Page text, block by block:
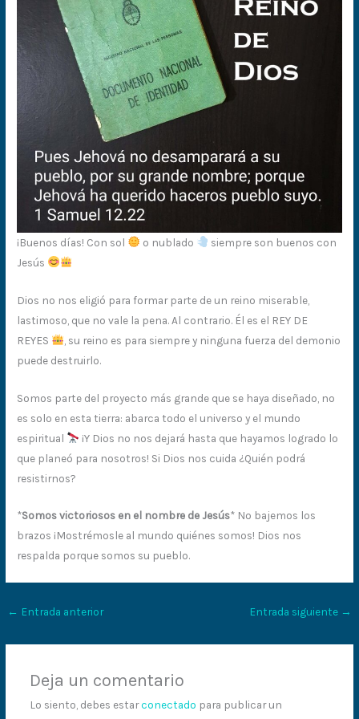
¡Buenos días! Con sol o nublado
siempre son buenos con
Jesús
Dios no nos eligió para formar parte de un reino miserable,
lastimoso, que no vale la pena. Al contrario. Él es el REY DE
REYES
, su reino es para siempre y ninguna fuerza del demonio
puede destruirlo.
Somos parte del proyecto más grande que se haya diseñado, no
es solo en esta tierra: abarca todo el universo y el mundo
espiritual
¡Y Dios no nos dejará hasta que hayamos logrado lo
que planeó para nosotros! Si Dios nos cuida ¿Quién podrá
resistirnos?
*Somos victoriosos en el nombre de Jesús* No bajemos los
brazos ¡Mostrémosle al mundo quiénes somos! Dios nos
respalda porque somos su pueblo.
← Entrada anterior Entrada siguiente →
Deja un comentario
Lo siento, debes estarconectado para publicar un